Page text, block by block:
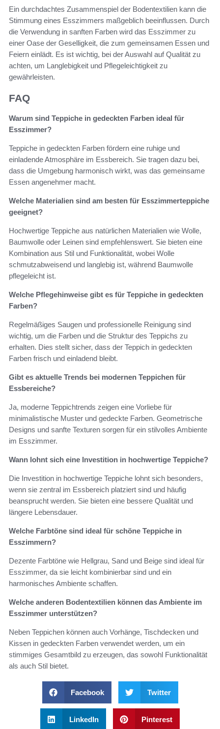
Ein durchdachtes Zusammenspiel der Bodentextilien kann die
Stimmung eines Esszimmers maßgeblich beeinflussen. Durch
die Verwendung in sanften Farben wird das Esszimmer zu
einer Oase der Geselligkeit, die zum gemeinsamen Essen und
Feiern einlädt. Es ist wichtig, bei der Auswahl auf Qualität zu
achten, um Langlebigkeit und Pflegeleichtigkeit zu
gewährleisten.
FAQ
Warum sind Teppiche in gedeckten Farben ideal für
Esszimmer?
Teppiche in gedeckten Farben fördern eine ruhige und
einladende Atmosphäre im Essbereich. Sie tragen dazu bei,
dass die Umgebung harmonisch wirkt, was das gemeinsame
Essen angenehmer macht.
Welche Materialien sind am besten für Esszimmerteppiche
geeignet?
Hochwertige Teppiche aus natürlichen Materialien wie Wolle,
Baumwolle oder Leinen sind empfehlenswert. Sie bieten eine
Kombination aus Stil und Funktionalität, wobei Wolle
schmutzabweisend und langlebig ist, während Baumwolle
pflegeleicht ist.
Welche Pflegehinweise gibt es für Teppiche in gedeckten
Farben?
Regelmäßiges Saugen und professionelle Reinigung sind
wichtig, um die Farben und die Struktur des Teppichs zu
erhalten. Dies stellt sicher, dass der Teppich in gedeckten
Farben frisch und einladend bleibt.
Gibt es aktuelle Trends bei modernen Teppichen für
Essbereiche?
Ja, moderne Teppichtrends zeigen eine Vorliebe für
minimalistische Muster und gedeckte Farben. Geometrische
Designs und sanfte Texturen sorgen für ein stilvolles Ambiente
im Esszimmer.
Wann lohnt sich eine Investition in hochwertige Teppiche?
Die Investition in hochwertige Teppiche lohnt sich besonders,
wenn sie zentral im Essbereich platziert sind und häufig
beansprucht werden. Sie bieten eine bessere Qualität und
längere Lebensdauer.
Welche Farbtöne sind ideal für schöne Teppiche in
Esszimmern?
Dezente Farbtöne wie Hellgrau, Sand und Beige sind ideal für
Esszimmer, da sie leicht kombinierbar sind und ein
harmonisches Ambiente schaffen.
Welche anderen Bodentextilien können das Ambiente im
Esszimmer unterstützen?
Neben Teppichen können auch Vorhänge, Tischdecken und
Kissen in gedeckten Farben verwendet werden, um ein
stimmiges Gesamtbild zu erzeugen, das sowohl Funktionalität
als auch Stil bietet.
Facebook Twitter
LinkedIn Pinterest